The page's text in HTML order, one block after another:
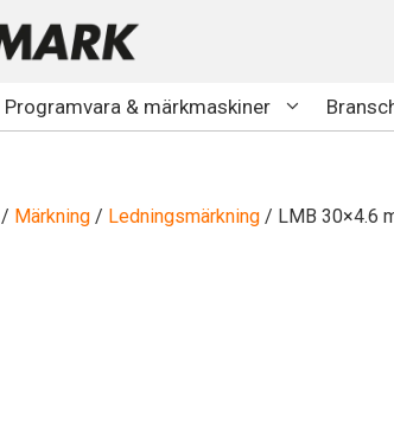
Programvara & märkmaskiner
/ Märkning / Ledningsmärkning / LMB 30×4.6